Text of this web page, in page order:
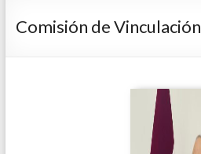
Comisión de Vinculación